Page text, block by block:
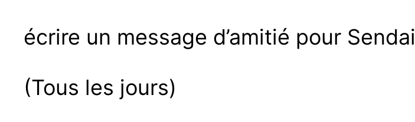
écrire un message d’amitié pour Sendai
(Tous les jours)